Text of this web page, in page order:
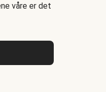
våre er det